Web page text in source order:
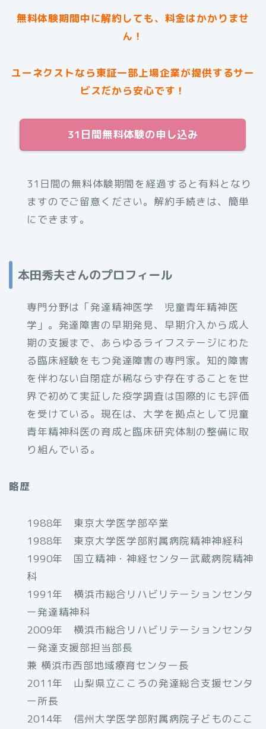
無料体験期間中に解約しても、料金はかかりませ
ん！
ユーネクストなら東証一部上場企業が提供するサー
ビスだから安心です！
31日間無料体験の申し込み
31日間の無料体験期間を経過すると有料となり
ますのでご留意ください。解約手続きは、簡単
にできます。
本田秀夫さんのプロフィール
専門分野は「発達精神医学 児童青年精神医
学」。発達障害の早期発見、早期介入から成人
期の支援まで、あらゆるライフステージにわた
る臨床経験をもつ発達障害の専門家。知的障害
を伴わない自閉症が稀ならず存在することを世
界で初めて実証した疫学調査は国際的にも評価
を受けている。現在は、大学を拠点として児童
青年精神科医の育成と臨床研究体制の整備に取
り組んでいる。
略歴
1988年 東京大学医学部卒業
1988年 東京大学医学部附属病院精神神経科
1990年 国立精神・神経センター武蔵病院精神
科
1991年 横浜市総合リハビリテーションセンタ
ー発達精神科
2009年 横浜市総合リハビリテーションセンタ
ー発達支援部担当部長
兼 横浜市西部地域療育センター長
2011年 山梨県立こころの発達総合支援センタ
ー所長
2014年 信州大学医学部附属病院子どものここ